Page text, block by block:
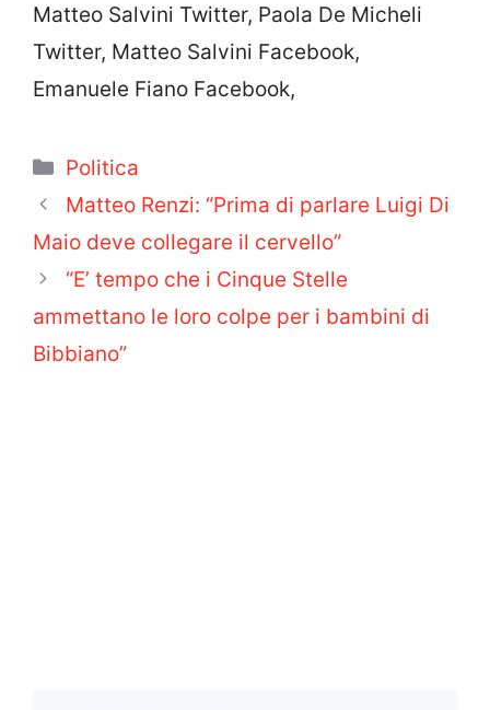
Matteo Salvini Twitter, Paola De Micheli
Twitter, Matteo Salvini Facebook,
Emanuele Fiano Facebook,
Categorie
Politica
Matteo Renzi: “Prima di parlare Luigi Di
Maio deve collegare il cervello”
“E’ tempo che i Cinque Stelle
ammettano le loro colpe per i bambini di
Bibbiano”